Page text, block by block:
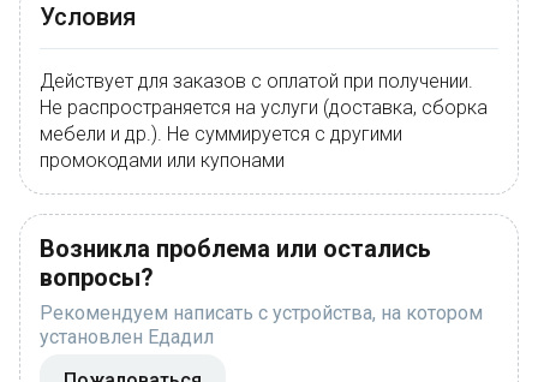
Условия
Действует для заказов с оплатой при получении.
Не распространяется на услуги (доставка, сборка
мебели и др.). Не суммируется с другими
промокодами или купонами
Возникла проблема или остались
вопросы?
Рекомендуем написать с устройства, на котором
установлен Едадил